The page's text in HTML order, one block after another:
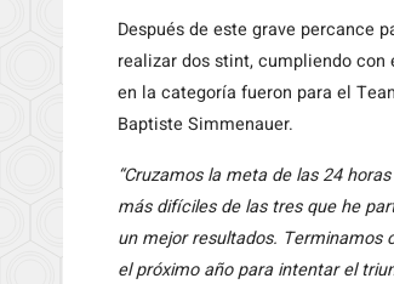
Después de este grave percance
realizar dos stint, cumpliendo
en la categoría fueron para el
Baptiste Simmenauer.
“Cruzamos la meta de las 24
más difíciles de las tres que he
un mejor resultados. Terminamos
el próximo año para intentar el